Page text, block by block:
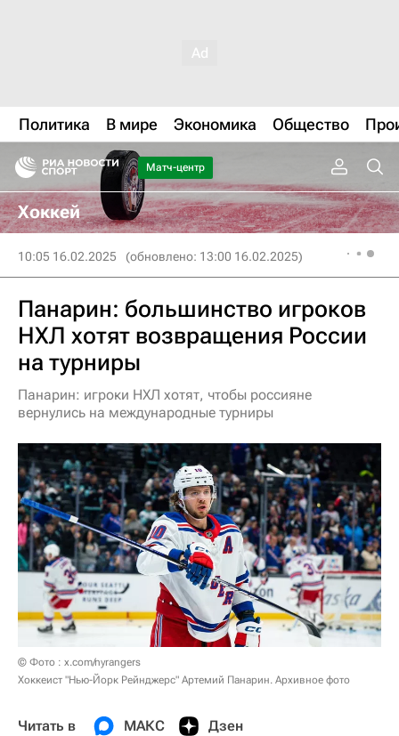
Политика В мире Экономика Общество
Матч-центр
Хоккей
10:05 16.02.2025 (обновлено: 13:00 16.02.2025)
Панарин: большинство игроков
НХЛ хотят возвращения России
на турниры
Панарин: игроки НХЛ хотят, чтобы россияне
вернулись на международные турниры
© Фото : x.com/nyrangers
Хоккеист "Нью-Йорк Рейнджерс" Артемий Панарин. Архивное фото
Читать в МАКС Дзен